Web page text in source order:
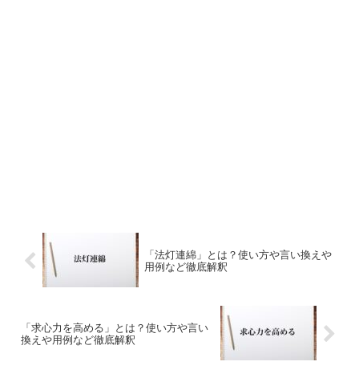
「法灯連綿」とは？使い方や言い換えや
用例など徹底解釈
「求心力を高める」とは？使い方や言い
換えや用例など徹底解釈